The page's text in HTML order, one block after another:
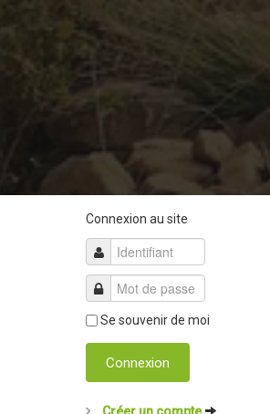
Connexion au site
Se souvenir de moi
Connexion